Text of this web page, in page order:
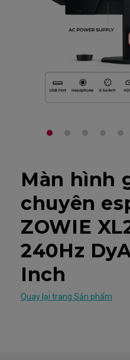
Màn hình
chuyên
ZOWIE
240Hz
Inch
Quay lại trang Sản phẩm